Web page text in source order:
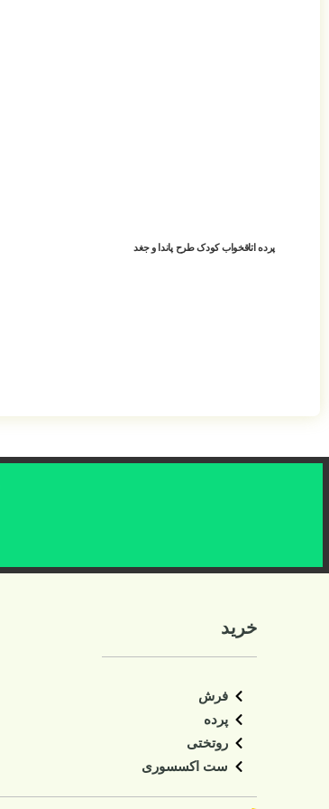
پرده اتاقخواب کودک طرح پاندا و جغد
خرید
فرش
پرده
روتختی
ست اکسسوری